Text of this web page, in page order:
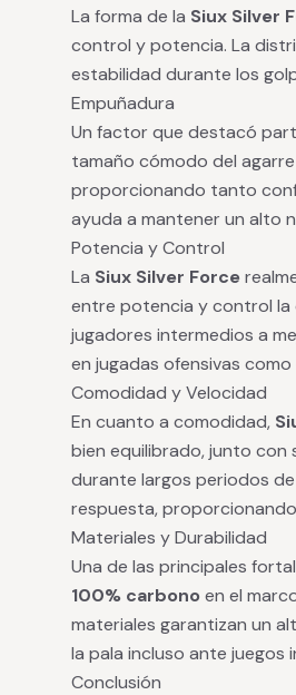
La forma de la Siux Silver
control y potencia. La
estabilidad durante los
Empuñadura
Un factor que destacó
tamaño cómodo del
proporcionando tanto
ayuda a mantener un alto
Potencia y Control
La Siux Silver Force
entre potencia y control la
jugadores intermedios a
en jugadas ofensivas como
Comodidad y Velocidad
En cuanto a comodidad,
bien equilibrado, junto con
durante largos periodos
respuesta,
Materiales y Durabilidad
Una de las principales
100% carbono en el
materiales garantizan un
la pala incluso ante juegos
Conclusión